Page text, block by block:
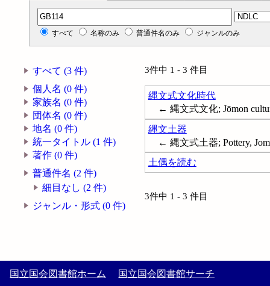
分類記号検索
すべて 名称のみ 普通件名のみ ジャンルのみ
すべて (3 件)
個人名 (0 件)
家族名 (0 件)
団体名 (0 件)
地名 (0 件)
統一タイトル (1 件)
著作 (0 件)
普通件名 (2 件)
細目なし (2 件)
ジャンル・形式 (0 件)
3件中 1 - 3 件目
縄文式文化時代
← 縄文式文化; Jōmon
縄文土器
← 縄文式土器; Pottery,
土偶を読む
3件中 1 - 3 件目
国立国会図書館ホーム 国立国会図書館サーチ